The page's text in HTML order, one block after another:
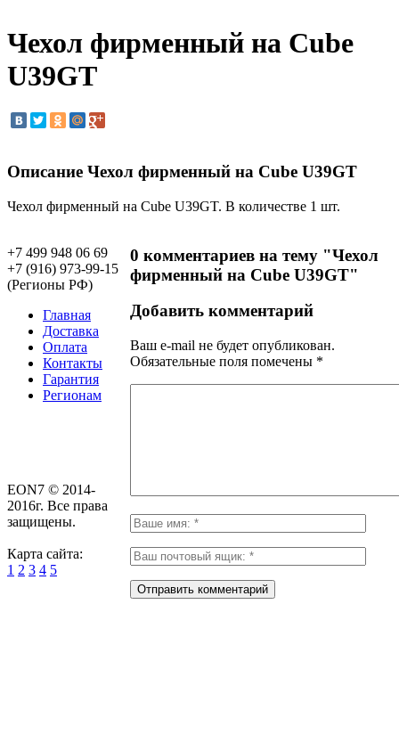
Чехол фирменный на Cube
U39GT
Описание Чехол фирменный на Cube U39GT
Чехол фирменный на Cube U39GT. В количестве 1 шт.
0 комментариев на тему "Чехол
фирменный на Cube U39GT"
Добавить комментарий
Ваш e-mail не будет опубликован.
Обязательные поля помечены *
+7 499 948 06 69
+7 (916) 973-99-15
(Регионы РФ)
Главная
Доставка
Оплата
Контакты
Гарантия
Регионам
EON7 © 2014-
2016г. Все права
защищены.
Карта сайта:
1 2 3 4 5